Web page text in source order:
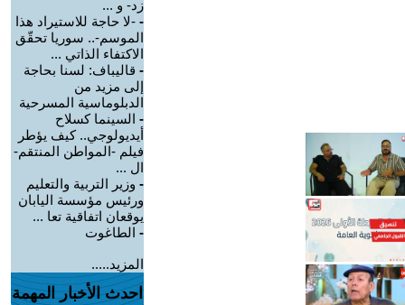
زد- و ...
- -لا حاجة للاستيراد هذا
الموسم-.. سوريا تحقّق
الاكتفاء الذاتي ...
- قاليباف: لسنا بحاجة
إلى مزيد من
الدبلوماسية المسرحية
- السينما كسلاح
أيديولوجي.. كيف يؤطر
فيلم -المواطن المنتقم-
ال ...
- وزير التربية والتعليم
ورئيس مؤسسة اليابان
يوقعان اتفاقية تعا ...
- الطاغوت
المزيد.....
احدث الأخبار المهمة